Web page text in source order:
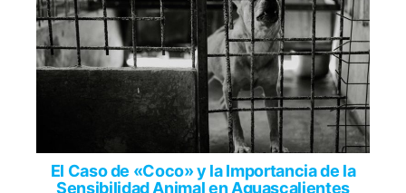
El Caso de «Coco» y la Importancia de la
Sensibilidad Animal en Aguascalientes